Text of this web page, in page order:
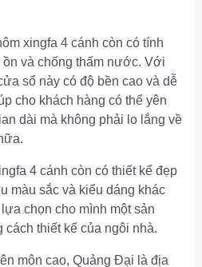
xingfa 4 cánh còn có tính
và chống thấm nước. Với
sổ này có độ bền cao và dễ
cho khách hàng có thể yên
dài mà không phải lo lắng về
4 cánh còn có thiết kế đẹp
màu sắc và kiểu dáng khác
chọn cho mình một sản
thiết kế của ngôi nhà.
môn cao, Quảng Đại là địa